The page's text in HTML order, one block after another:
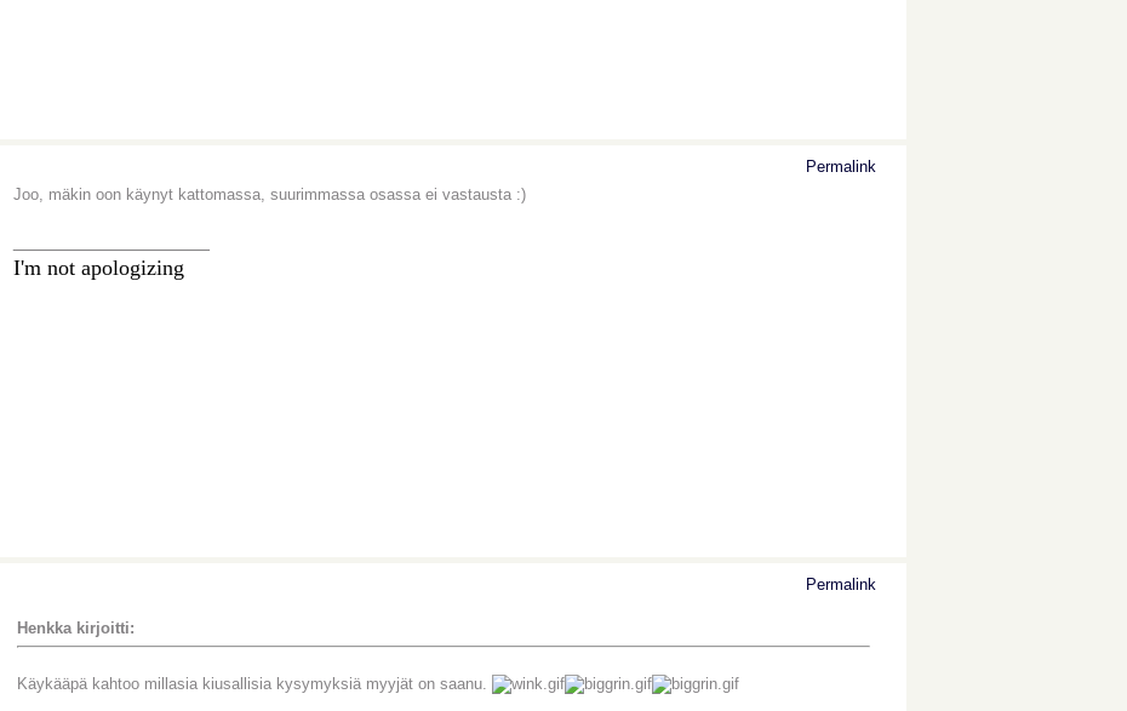
Permalink
Joo, mäkin oon käynyt kattomassa, suurimmassa osassa ei vastausta :)
I'm not apologizing
Permalink
Henkka kirjoitti:
Käykääpä kahtoo millasia kiusallisia kysymyksiä myyjät on saanu.